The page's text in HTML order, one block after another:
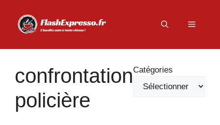
contenu
Menu
confrontation
policière
Catégories